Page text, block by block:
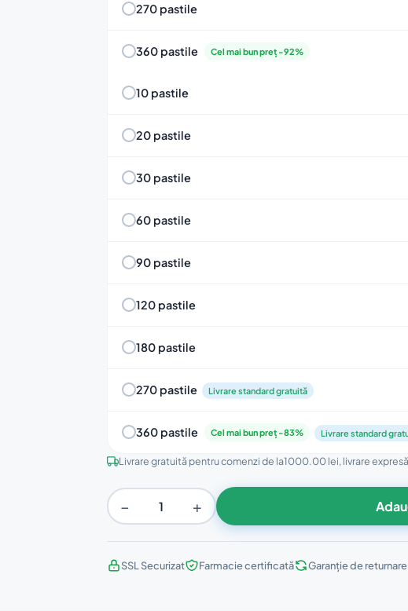
270 pastile
360 pastile Cel mai bun preț -92%
10 pastile
20 pastile
30 pastile
60 pastile
90 pastile
120 pastile
180 pastile
270 pastile Livrare standard gratuită
360 pastile Cel mai bun preț -83% Livrare standard
Livrare gratuită pentru comenzi de la1000.00 lei, livrare
− +
SSL Securizat Farmacie certificată Garanție de